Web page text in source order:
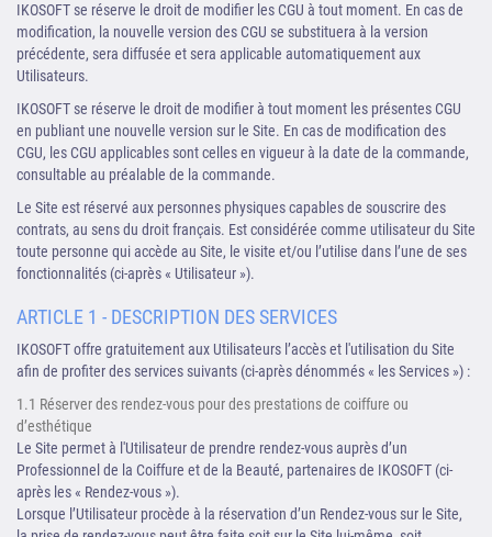
IKOSOFT se réserve le droit de modifier les CGU à tout moment. En cas de
modification, la nouvelle version des CGU se substituera à la version
précédente, sera diffusée et sera applicable automatiquement aux
Utilisateurs.
IKOSOFT se réserve le droit de modifier à tout moment les présentes CGU
en publiant une nouvelle version sur le Site. En cas de modification des
CGU, les CGU applicables sont celles en vigueur à la date de la commande,
consultable au préalable de la commande.
Le Site est réservé aux personnes physiques capables de souscrire des
contrats, au sens du droit français. Est considérée comme utilisateur du Site
toute personne qui accède au Site, le visite et/ou l’utilise dans l’une de ses
fonctionnalités (ci-après « Utilisateur »).
ARTICLE 1 - DESCRIPTION DES SERVICES
IKOSOFT offre gratuitement aux Utilisateurs l’accès et l'utilisation du Site
afin de profiter des services suivants (ci-après dénommés « les Services ») :
1.1 Réserver des rendez-vous pour des prestations de coiffure ou
d’esthétique
Le Site permet à l'Utilisateur de prendre rendez-vous auprès d’un
Professionnel de la Coiffure et de la Beauté, partenaires de IKOSOFT (ci-
après les « Rendez-vous »).
Lorsque l’Utilisateur procède à la réservation d’un Rendez-vous sur le Site,